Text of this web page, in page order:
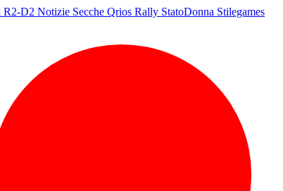
R2-D2 Notizie Secche Qrios Rally StatoDonna Stilegames